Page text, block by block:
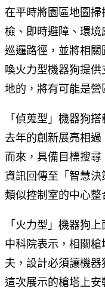
在平時將園區地圖
檢、即時避障、環境
巡邏路徑，並將相
喚火力型機器狗提
地的，將有可能是營
「偵蒐型」機器狗
去年的創新展亮相
而來，具備目標搜
資訊回傳至「智慧
類似控制室的中心整
「火力型」機器狗
中科院表示，相關
夫，設計必須讓機器
這次展示的槍塔上安